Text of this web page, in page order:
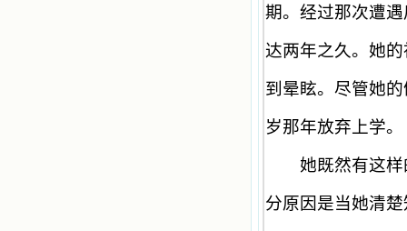
期。经过那次遭
达两年之久。她
到晕眩。尽管她
岁那年放弃上学。
她既然有这样
分原因是当她清